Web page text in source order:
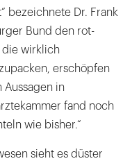
bezeichnete Dr. Frank
Bund den rot-
die wirklich
erschöpfen
in
fand noch
wie bisher.“
sieht es düster